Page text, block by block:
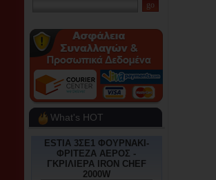
What's HOT
ESTIA 3ΣΕ1 ΦΟΥΡΝΑΚΙ-
ΦΡΙΤΕΖΑ ΑΕΡΟΣ -
ΓΚΡΙΛΙΕΡΑ IRON CHEF
2000W